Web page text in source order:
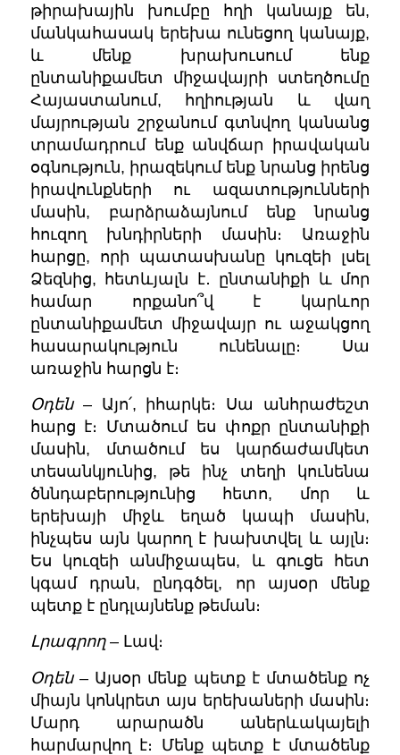
թիրախային խումբը հղի կանայք են,
մանկահասակ երեխա ունեցող կանայք,
և մենք խրախուսում ենք
ընտանիքամետ միջավայրի ստեղծումը
Հայաստանում, հղիության և վաղ
մայրության շրջանում գտնվող կանանց
տրամադրում ենք անվճար իրավական
օգնություն, իրազեկում ենք նրանց իրենց
իրավունքների ու ազատությունների
մասին, բարձրաձայնում ենք նրանց
հուզող խնդիրների մասին։ Առաջին
հարցը, որի պատասխանը կուզեի լսել
Ձեզնից, հետևյալն է․ ընտանիքի և մոր
համար որքանո՞վ է կարևոր
ընտանիքամետ միջավայր ու աջակցող
հասարակություն ունենալը։ Սա
առաջին հարցն է։
Օդեն– Այո՛, իհարկե։ Սա անհրաժեշտ
հարց է։ Մտածում ես փոքր ընտանիքի
մասին, մտածում ես կարճաժամկետ
տեսանկյունից, թե ինչ տեղի կունենա
ծննդաբերությունից հետո, մոր և
երեխայի միջև եղած կապի մասին,
ինչպես այն կարող է խախտվել և այլն։
Ես կուզեի անմիջապես, և գուցե հետ
կգամ դրան, ընդգծել, որ այսօր մենք
պետք է ընդլայնենք թեման։
Լրագրող– Լավ։
Օդեն– Այսօր մենք պետք է մտածենք ոչ
միայն կոնկրետ այս երեխաների մասին։
Մարդ արարածն աներևակայելի
հարմարվող է։ Մենք պետք է մտածենք